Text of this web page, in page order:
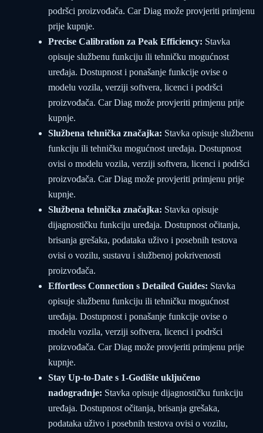
podršci proizvođača. Car Diag može provjeriti primjenu
prije kupnje.
Precise Calibration za Peak Efficiency: Stavka
opisuje službenu funkciju ili tehničku mogućnost
uređaja. Dostupnost i ponašanje funkcije ovise o
modelu vozila, verziji softvera, licenci i podršci
proizvođača. Car Diag može provjeriti primjenu prije
kupnje.
Službena tehnička značajka: Stavka opisuje službenu
funkciju ili tehničku mogućnost uređaja. Dostupnost
ovisi o modelu vozila, verziji softvera, licenci i podršci
proizvođača. Car Diag može provjeriti primjenu prije
kupnje.
Službena tehnička značajka: Stavka opisuje
dijagnostičku funkciju uređaja. Dostupnost očitanja,
brisanja grešaka, podataka uživo i posebnih testova
ovisi o vozilu, sustavu i službenoj pokrivenosti
proizvođača.
Effortless Connection s Detailed Guides: Stavka
opisuje službenu funkciju ili tehničku mogućnost
uređaja. Dostupnost i ponašanje funkcije ovise o
modelu vozila, verziji softvera, licenci i podršci
proizvođača. Car Diag može provjeriti primjenu prije
kupnje.
Stay Up-to-Date s 1-Godište uključeno
nadogradnje: Stavka opisuje dijagnostičku funkciju
uređaja. Dostupnost očitanja, brisanja grešaka,
podataka uživo i posebnih testova ovisi o vozilu,